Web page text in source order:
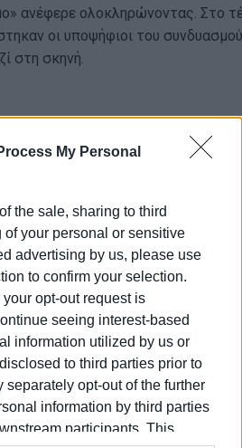
My Personal
the sale, sharing to third
of your personal or sensitive
advertising by us, please use
to confirm your selection.
opt-out request is
seeing interest-based
information utilized by us or
to third parties prior to
separately opt-out of the further
information by third parties
participants. This
ανέφερε ολοκληρώνοντας. Στο
οι υποψήφιοι του
στη σκηνή.
στοFacebook
Συνδρομητές στο e-paper